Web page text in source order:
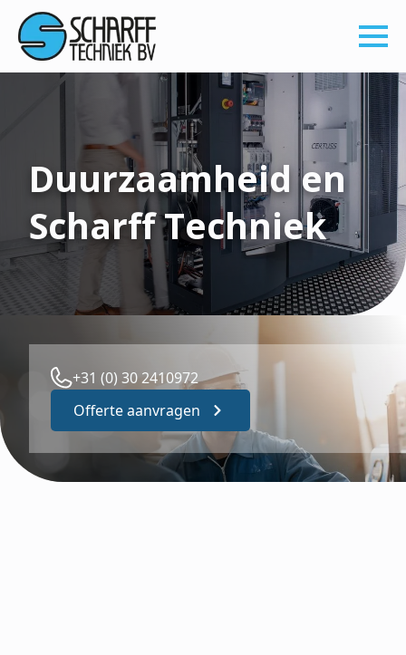
Duurzaamheid en
Scharff Techniek
+31 (0) 30 2410972
Offerte aanvragen